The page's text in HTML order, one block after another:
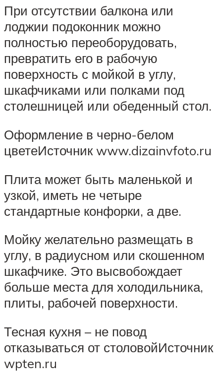
При отсутствии балкона или
лоджии подоконник можно
полностью переоборудовать,
превратить его в рабочую
поверхность с мойкой в углу,
шкафчиками или полками под
столешницей или обеденный стол.
Оформление в черно-белом
цветеИсточник www.dizainvfoto.ru
Плита может быть маленькой и
узкой, иметь не четыре
стандартные конфорки, а две.
Мойку желательно размещать в
углу, в радиусном или скошенном
шкафчике. Это высвобождает
больше места для холодильника,
плиты, рабочей поверхности.
Тесная кухня – не повод
отказываться от столовойИсточник
wpten.ru